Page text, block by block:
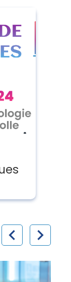
chevron_left chevron_right